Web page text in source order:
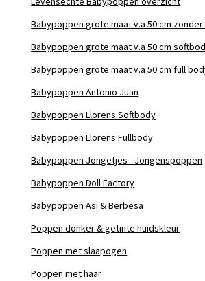
Babypoppen grote maat v.a 50 cm
Babypoppen grote maat v.a 50 cm
Babypoppen grote maat v.a 50 cm full
Babypoppen Antonio Juan
Babypoppen Llorens Softbody
Babypoppen Llorens Fullbody
Babypoppen Jongetjes - Jongenspoppen
Babypoppen Doll Factory
Babypoppen Asi & Berbesa
Poppen donker & getinte huidskleur
Poppen met slaapogen
Poppen met haar